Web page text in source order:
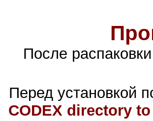
После
Перед установкой
CODEX directory